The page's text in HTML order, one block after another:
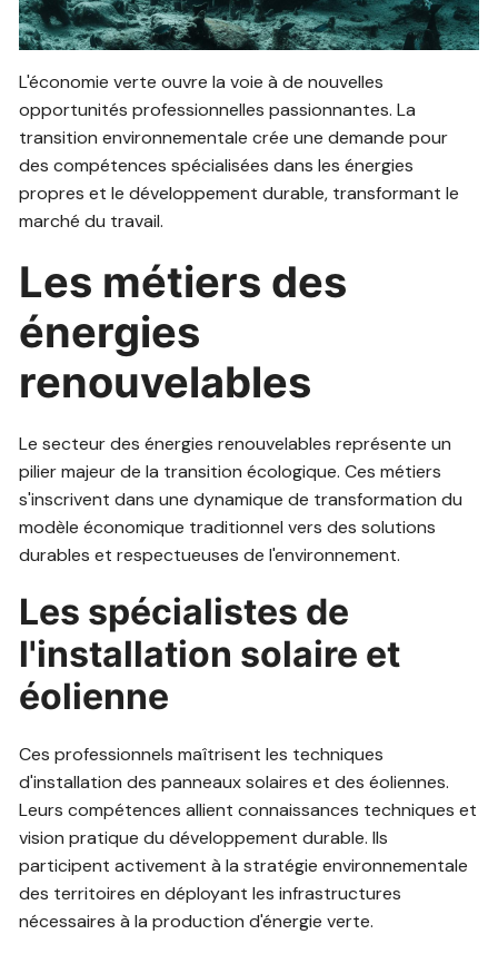
L'économie verte ouvre la voie à de nouvelles
opportunités professionnelles passionnantes. La
transition environnementale crée une demande pour
des compétences spécialisées dans les énergies
propres et le développement durable, transformant le
marché du travail.
Les métiers des
énergies
renouvelables
Le secteur des énergies renouvelables représente un
pilier majeur de la transition écologique. Ces métiers
s'inscrivent dans une dynamique de transformation du
modèle économique traditionnel vers des solutions
durables et respectueuses de l'environnement.
Les spécialistes de
l'installation solaire et
éolienne
Ces professionnels maîtrisent les techniques
d'installation des panneaux solaires et des éoliennes.
Leurs compétences allient connaissances techniques et
vision pratique du développement durable. Ils
participent activement à la stratégie environnementale
des territoires en déployant les infrastructures
nécessaires à la production d'énergie verte.